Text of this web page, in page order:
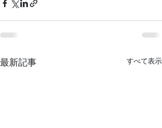
最新記事 すべて表示